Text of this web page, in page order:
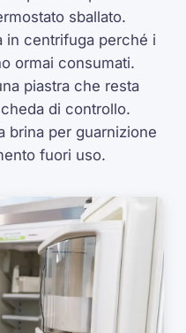
sballato.
in centrifuga perché i
ormai consumati.
piastra che resta
di controllo.
brina per guarnizione
fuori uso.